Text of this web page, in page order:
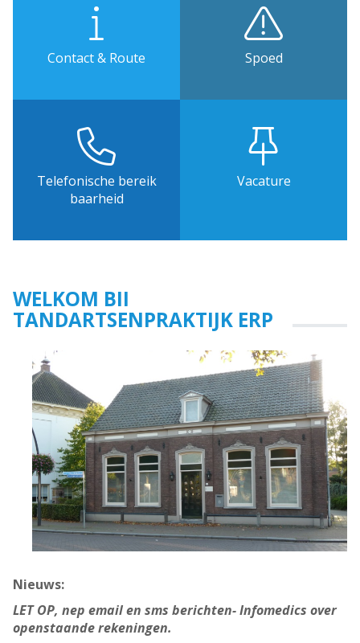
Contact & Route Spoed
Telefonische bereik
baarheid
Vacature
WELKOM BIJ
TANDARTSENPRAKTIJK ERP
Nieuws:
LET OP, nep email en sms berichten- Infomedics over
openstaande rekeningen.